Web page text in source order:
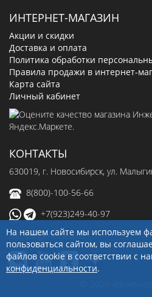
ИНТЕРНЕТ-МАГАЗИН
Акции и скидки
Доставка и оплата
Политика обработки
Правила продажи в интернет-
Карта сайта
Личный кабинет
КОНТАКТЫ
630019, г. Новосибирск, ул.
8(800)-100-56-66
+7(923)249-40-97
sale@ingenerseti.ru
На нашем сайте мы используем
пользоваться сайтом, вы
файлов cookie в соответствии с
конфиденциальности.